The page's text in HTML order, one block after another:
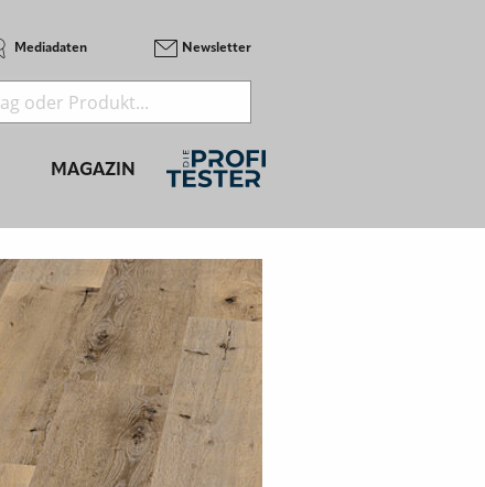
Mediadaten Newsletter
MAGAZIN